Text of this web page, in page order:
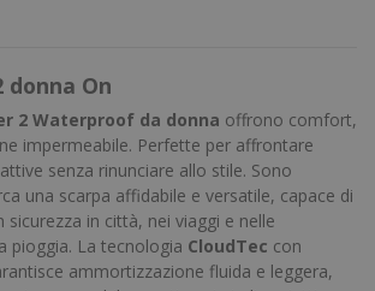
donna On
2 Waterproof da donna offrono comfort,
impermeabile. Perfette per affrontare
senza rinunciare allo stile. Sono
una scarpa affidabile e versatile, capace di
sicurezza in città, nei viaggi e nelle
pioggia. La tecnologia CloudTec con
ammortizzazione fluida e leggera,